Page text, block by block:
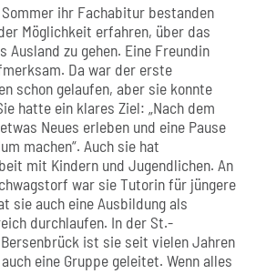
ihr Fachabitur bestanden
Möglichkeit erfahren, über das
zu gehen. Eine Freundin
Da war der erste
schon gelaufen, aber sie konnte
hatte ein klares Ziel: „Nach dem
Neues erleben und eine Pause
machen“. Auch sie hat
mit Kindern und Jugendlichen. An
war sie Tutorin für jüngere
sie auch eine Ausbildung als
durchlaufen. In der St.-
ist sie seit vielen Jahren
eine Gruppe geleitet. Wenn alles